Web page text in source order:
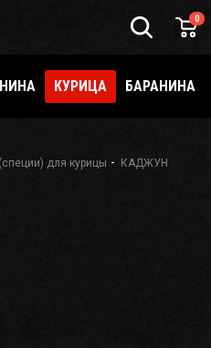
0
КУРИЦА БАРАНИНА
для курицы КАДЖУН